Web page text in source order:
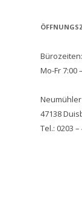
Bürozeiten:
Mo-Fr 7:00
47138
Tel.: 0203 –